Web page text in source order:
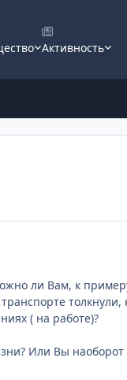
Активность
ли Вам, к
( на работе)?
Или Вы